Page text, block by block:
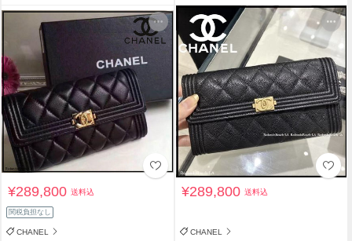
¥289,800送料込
関税負担なし
CHANEL
¥289,800送料込
CHANEL